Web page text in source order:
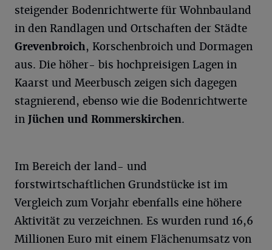
steigender Bodenrichtwerte für Wohnbauland
in den Randlagen und Ortschaften der Städte
Grevenbroich, Korschenbroich und Dormagen
aus. Die höher- bis hochpreisigen Lagen in
Kaarst und Meerbusch zeigen sich dagegen
stagnierend, ebenso wie die Bodenrichtwerte
in Jüchen und Rommerskirchen.
Im Bereich der land- und
forstwirtschaftlichen Grundstücke ist im
Vergleich zum Vorjahr ebenfalls eine höhere
Aktivität zu verzeichnen. Es wurden rund 16,6
Millionen Euro mit einem Flächenumsatz von